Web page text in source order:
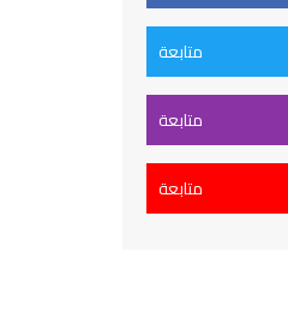
متابعة
متابعة
متابعة